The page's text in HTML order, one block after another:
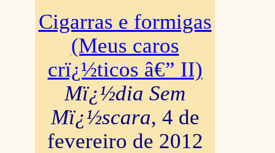
Cigarras e formigas
(Meus caros
crï¿½ticos â€” II)
Mï¿½dia Sem
Mï¿½scara, 4 de
fevereiro de 2012